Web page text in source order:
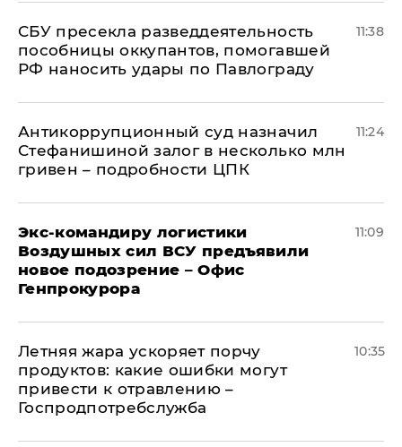
СБУ пресекла разведдеятельность
пособницы оккупантов, помогавшей
РФ наносить удары по Павлограду
11:38
Антикоррупционный суд назначил
Стефанишиной залог в несколько млн
гривен – подробности ЦПК
11:24
Экс-командиру логистики
Воздушных сил ВСУ предъявили
новое подозрение – Офис
Генпрокурора
11:09
Летняя жара ускоряет порчу
продуктов: какие ошибки могут
привести к отравлению –
Госпродпотребслужба
10:35